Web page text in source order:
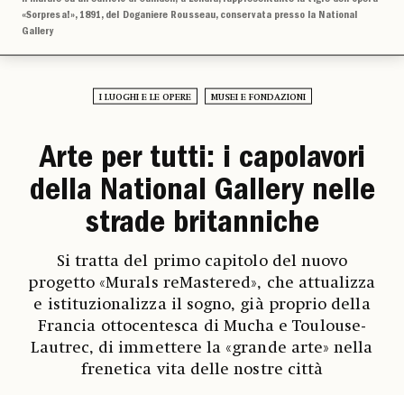
«Sorpresa!», 1891, del Doganiere Rousseau, conservata presso la National
Gallery
I LUOGHI E LE OPERE MUSEI E FONDAZIONI
Arte per tutti: i capolavori
della National Gallery nelle
strade britanniche
Si tratta del primo capitolo del nuovo
progetto «Murals reMastered», che attualizza
e istituzionalizza il sogno, già proprio della
Francia ottocentesca di Mucha e Toulouse-
Lautrec, di immettere la «grande arte» nella
frenetica vita delle nostre città